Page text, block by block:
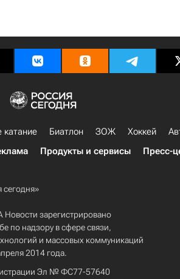
катание Биатлон ЗОЖ Хоккей
Продукты и сервисы Пресс-
Новости зарегистрировано
по надзору в сфере связи,
и массовых коммуникаций
2014 года.
Эл № ФС77-57640